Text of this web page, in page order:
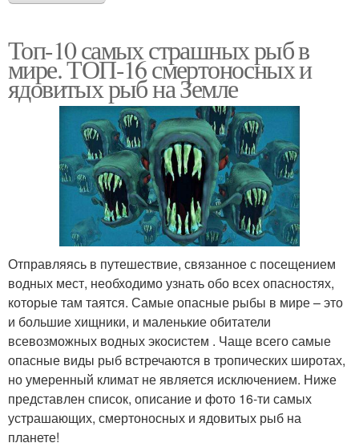
Топ-10 самых страшных рыб в
мире. ТОП-16 смертоносных и
ядовитых рыб на Земле
Отправляясь в путешествие, связанное с посещением
водных мест, необходимо узнать обо всех опасностях,
которые там таятся. Самые опасные рыбы в мире – это
и большие хищники, и маленькие обитатели
всевозможных водных экосистем . Чаще всего самые
опасные виды рыб встречаются в тропических широтах,
но умеренный климат не является исключением. Ниже
представлен список, описание и фото 16-ти самых
устрашающих, смертоносных и ядовитых рыб на
планете!